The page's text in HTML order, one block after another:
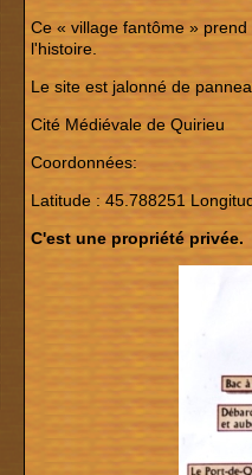
Ce « village fantôme »
l'histoire.
Le site est jalonné de
Cité Médiévale de Quirieu
Coordonnées:
Latitude : 45.788251
C'est une propriété privée.